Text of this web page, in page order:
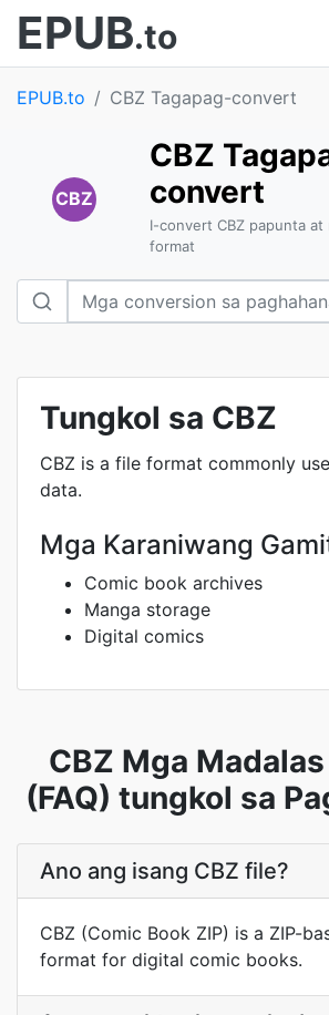
EPUB.to
EPUB.to CBZ Tagapag-convert
CBZ
CBZ
convert
I-convert CBZ papunta at
format
Tungkol sa CBZ
CBZ is a file format commonly
data.
Mga Karaniwang
Comic book archives
Manga storage
Digital comics
CBZ Mga
(FAQ) tungkol sa
Ano ang isang CBZ file?
CBZ (Comic Book ZIP) is a ZIP-
format for digital comic books.